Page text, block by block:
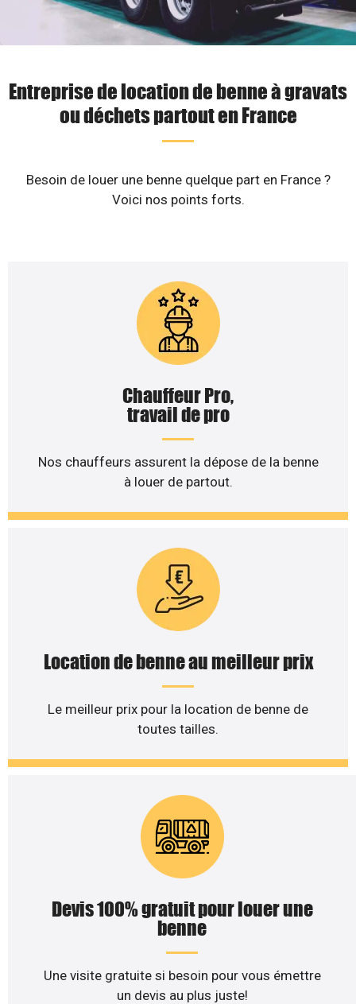
Entreprise de location de benne à gravats
ou déchets partout en France
Besoin de louer une benne quelque part en France ?
Voici nos points forts.
Chauffeur Pro,
travail de pro
Nos chauffeurs assurent la dépose de la benne
à louer de partout.
Location de benne au meilleur prix
Le meilleur prix pour la location de benne de
toutes tailles.
Devis 100% gratuit pour louer une
benne
Une visite gratuite si besoin pour vous émettre
un devis au plus juste!